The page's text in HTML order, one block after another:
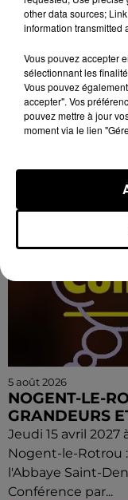
TOUROUVRE
Samedi 29 août
août de 10h00 à
Perche, Orne),
Entrée...
5 août 2026
NOGENT-LE-
GRANDEURS
Jeudi 15 avril 2027
Nogent-le-Rotrou
l'Abbaye Saint-
Conférence par...
other data sources;
information transmitted
Vous pouvez accepter
sélectionnant les
Vous pouvez
accepter". Vos
pouvez mettre à jour
moment via le lien